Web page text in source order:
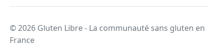
© 2026 Gluten Libre - La communauté sans gluten en
France